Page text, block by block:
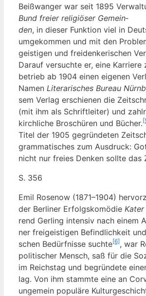
Beiß­wan­ger war seit 1895
Bund frei­er reli­giö­ser Gemein­
den, in die­ser Funk­ti­on viel in
um­ge­kom­men und mit den
geis­ti­gen und frei­den­ke­ri­schen
Dar­auf ver­such­te er, eine Kar­rie­re
betrieb ab 1904 einen eige­nen
Namen Lite­ra­ri­sches Bureau
sem Ver­lag erschie­nen die
(mit ihm als Schrift­lei­ter) und
kirch­li­che Bro­schü­ren und Bücher.
Titel der 1905 gegrün­de­ten
gram­ma­ti­sches zum Aus­druck:
nicht nur frei­es Den­ken soll­te das
S. 356
Emil Rose­now (1871–1904)
der Ber­li­ner Erfolgs­ko­mö­die
rend Ger­ling inten­siv nach einem
ner frei­geis­ti­gen Befind­lich­keit
schen Bedürf­nis­se such­te[6], war
poli­ti­scher Mensch, saß für die
im Reichs­tag und begrün­de­te
lag. Von ihm stamm­te eine an
unge­mein popu­lä­re